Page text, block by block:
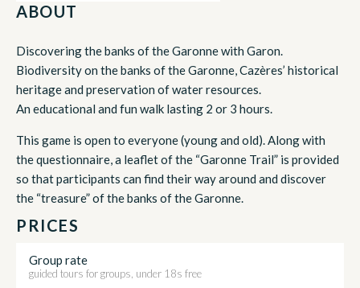
ABOUT
Discovering the banks of the Garonne with Garon.
Biodiversity on the banks of the Garonne, Cazères’ historical
heritage and preservation of water resources.
An educational and fun walk lasting 2 or 3 hours.
This game is open to everyone (young and old). Along with
the questionnaire, a leaflet of the “Garonne Trail” is provided
so that participants can find their way around and discover
the “treasure” of the banks of the Garonne.
PRICES
Group rate
guided tours for groups, under 18s free